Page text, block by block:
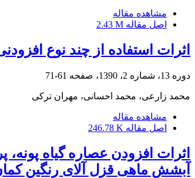
مشاهده مقاله
اصل مقاله 2.43 M
اثرات استفاده از چند نوع
دوره 13، شماره 2، 1390، صفحه 61-71
محمد زارعی، محمد احسانی، مهران ترکی
مشاهده مقاله
اصل مقاله 246.78 K
اثرات افزودن عصاره گیاه
آبشش ماهی قزل آلای رنگین